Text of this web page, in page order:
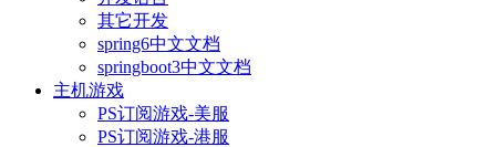
其它开发
spring6中文文档
springboot3中文文档
主机游戏
PS订阅游戏-美服
PS订阅游戏-港服